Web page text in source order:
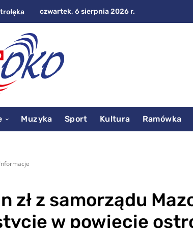
czwartek, 6 sierpnia 2026 r.
Muzyka Sport Kultura Ramówka
Informacje
zł z samorządu
w powiecie